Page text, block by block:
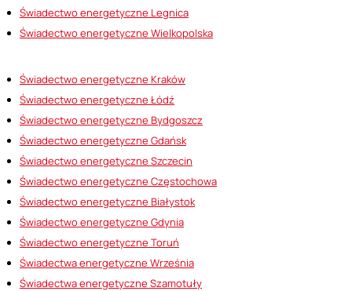
Świadectwo energetyczne Legnica
Świadectwo energetyczne Wielkopolska
Świadectwo energetyczne Kraków
Świadectwo energetyczne Łódź
Świadectwo energetyczne Bydgoszcz
Świadectwo energetyczne Gdańsk
Świadectwo energetyczne Szczecin
Świadectwo energetyczne Częstochowa
Świadectwo energetyczne Białystok
Świadectwo energetyczne Gdynia
Świadectwo energetyczne Toruń
Świadectwa energetyczne Września
Świadectwa energetyczne Szamotuły